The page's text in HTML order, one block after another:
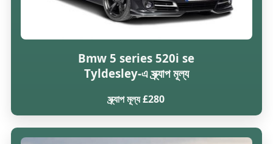
Bmw 5 series 520i se
Tyldesley-এ স্ক্র্যাপ মূল্য
স্ক্র্যাপ মূল্য £280